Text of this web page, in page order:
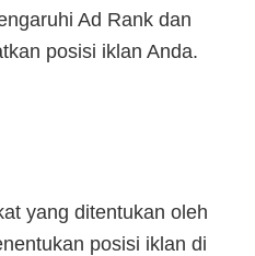
Ad Rank dan
posisi iklan Anda.
yang ditentukan oleh
posisi iklan di